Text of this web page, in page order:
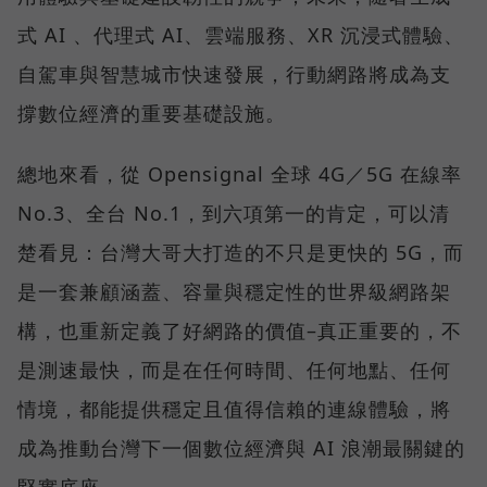
式 AI 、代理式 AI、雲端服務、XR 沉浸式體驗、
自駕車與智慧城市快速發展，行動網路將成為支
撐數位經濟的重要基礎設施。
總地來看，從 Opensignal 全球 4G／5G 在線率
No.3、全台 No.1，到六項第一的肯定，可以清
楚看見：台灣大哥大打造的不只是更快的 5G，而
是一套兼顧涵蓋、容量與穩定性的世界級網路架
構，也重新定義了好網路的價值–真正重要的，不
是測速最快，而是在任何時間、任何地點、任何
情境，都能提供穩定且值得信賴的連線體驗，將
成為推動台灣下一個數位經濟與 AI 浪潮最關鍵的